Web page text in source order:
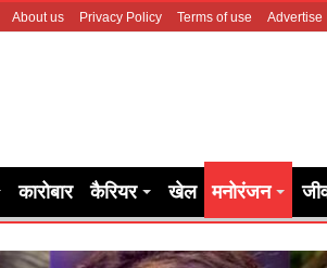
About us Privacy Policy Terms of use Advertise
कारोबार कैरियर खेल मनोरंजन